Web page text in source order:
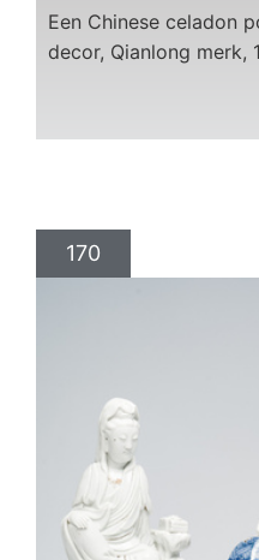
Een Chinese celadon
decor, Qianlong merk,
170